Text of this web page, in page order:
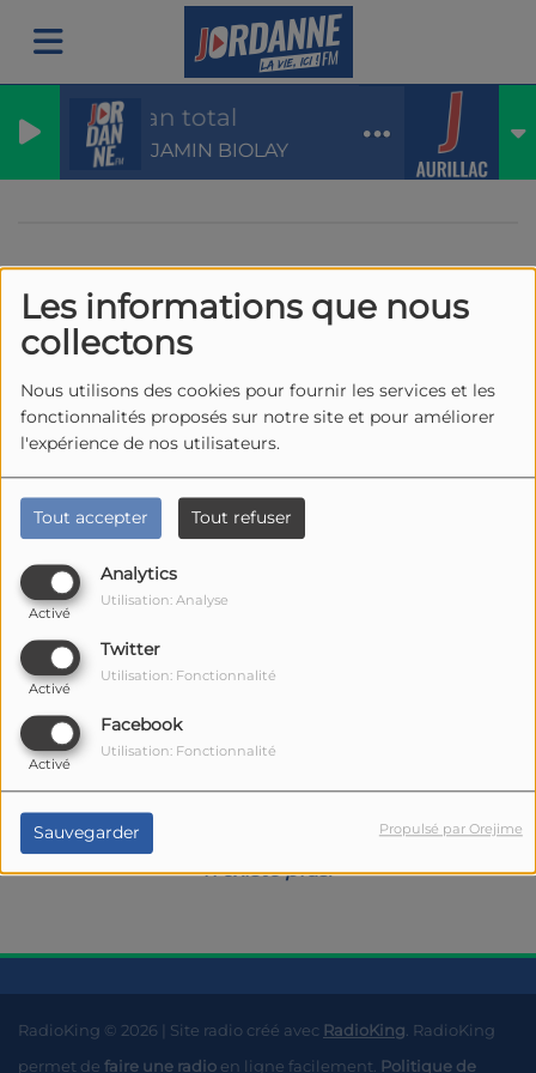
Les informations que nous
collectons
Nous utilisons des cookies pour fournir les services et les
fonctionnalités proposés sur notre site et pour améliorer
l'expérience de nos utilisateurs.
Tout accepter Tout refuser
Analytics
Activé
Utilisation: Analyse
Twitter
Activé
Utilisation: Fonctionnalité
Facebook
Activé
Utilisation: Fonctionnalité
Sauvegarder Propulsé par Orejime
Écran total
BENJAMIN BIOLAY
Oups, vous avez
rencontré une erreur.
Il semble que la page que vous recherchez
n’existe plus.
RadioKing © 2026 | Site radio créé avec RadioKing . RadioKing
permet de faire une radio en ligne facilement. Politique de